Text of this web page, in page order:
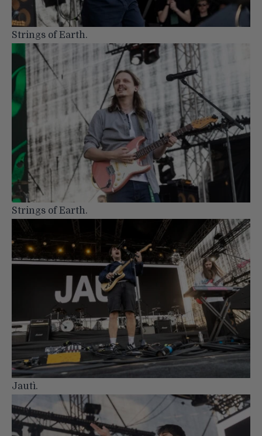
Strings of Earth.
Strings of Earth.
Jautì.